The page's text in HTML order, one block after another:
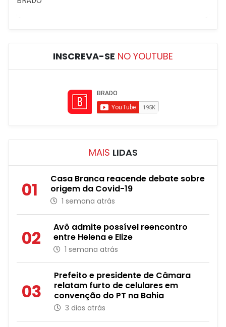
INSCREVA-SE NO YOUTUBE
MAIS LIDAS
01
Casa Branca reacende debate sobre
origem da Covid-19
1 semana atrás
02
Avô admite possível reencontro
entre Helena e Elize
1 semana atrás
03
Prefeito e presidente de Câmara
relatam furto de celulares em
convenção do PT na Bahia
3 dias atrás